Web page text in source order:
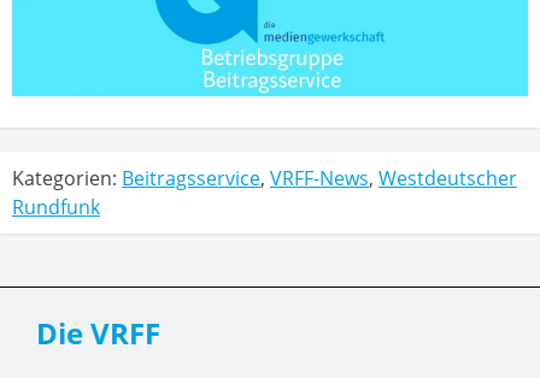
Kategorien: Beitragsservice, VRFF-News, Westdeutscher
Rundfunk
Die VRFF